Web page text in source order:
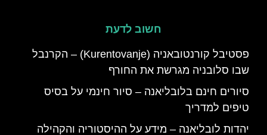
חשוב לדעת
פסטיבל קורנטובאניה (Kurentovanje) – הקרנבל
שבו סלובניה מגרשת את החורף
סיורים חינם בלובליאנה – סיור חינמי על בסיס
טיפים למדריך
יהדות לובליאנה – מידע על ההיסטוריה והקהילה